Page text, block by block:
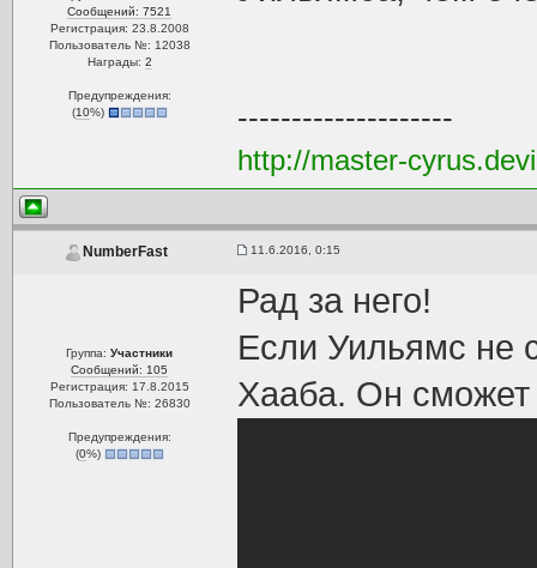
Сообщений: 7521
Регистрация: 23.8.2008
Пользователь №: 12038
Награды: 2
Предупреждения:
(10%) --------------------
http://master-
NumberFast 11.6.2016, 0:15
Группа:Участники
Сообщений: 105
Регистрация: 17.8.2015
Пользователь №: 26830
Предупреждения:
(0%)
Рад за него!
Если Уильямс не
Хааба. Он сможет